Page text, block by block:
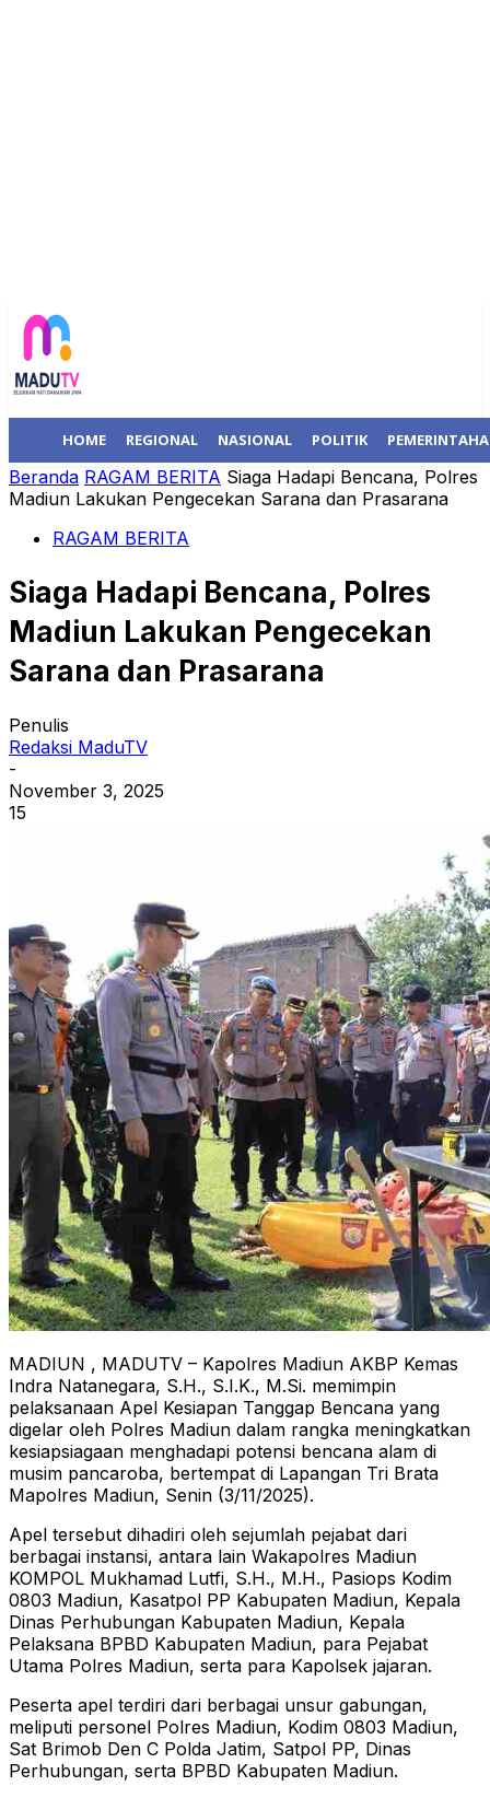
HOME REGIONAL NASIONAL POLITIK
Beranda RAGAM BERITA Siaga Hadapi Bencana, Polres
Madiun Lakukan Pengecekan Sarana dan Prasarana
RAGAM BERITA
Siaga Hadapi Bencana, Polres
Madiun Lakukan Pengecekan
Sarana dan Prasarana
Penulis
Redaksi MaduTV
-
November 3, 2025
15
MADIUN , MADUTV – Kapolres Madiun AKBP Kemas
Indra Natanegara, S.H., S.I.K., M.Si. memimpin
pelaksanaan Apel Kesiapan Tanggap Bencana yang
digelar oleh Polres Madiun dalam rangka meningkatkan
kesiapsiagaan menghadapi potensi bencana alam di
musim pancaroba, bertempat di Lapangan Tri Brata
Mapolres Madiun, Senin (3/11/2025).
Apel tersebut dihadiri oleh sejumlah pejabat dari
berbagai instansi, antara lain Wakapolres Madiun
KOMPOL Mukhamad Lutfi, S.H., M.H., Pasiops Kodim
0803 Madiun, Kasatpol PP Kabupaten Madiun, Kepala
Dinas Perhubungan Kabupaten Madiun, Kepala
Pelaksana BPBD Kabupaten Madiun, para Pejabat
Utama Polres Madiun, serta para Kapolsek jajaran.
Peserta apel terdiri dari berbagai unsur gabungan,
meliputi personel Polres Madiun, Kodim 0803 Madiun,
Sat Brimob Den C Polda Jatim, Satpol PP, Dinas
Perhubungan, serta BPBD Kabupaten Madiun.